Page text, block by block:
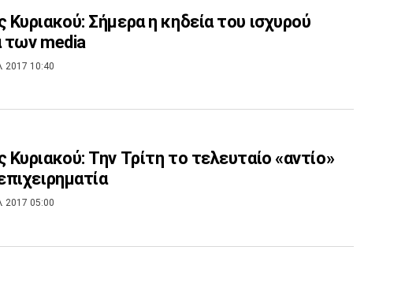
Κυριακού: Σήμερα η κηδεία του ισχυρού
των media
2017 10:40
Κυριακού: Την Τρίτη το τελευταίο «αντίο»
2017 05:00